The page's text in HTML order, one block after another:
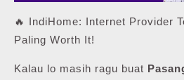
🔥 IndiHome: Internet Provider
Paling Worth It!
Kalau lo masih ragu buat